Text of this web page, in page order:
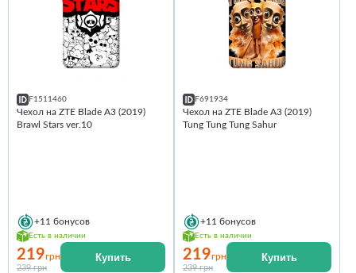
F1511460
Чехол на ZTE Blade A3 (2019)
Brawl Stars ver.10
+11 бонусов
Есть в наличии
219грн
239 грн
Купить
F691934
Чехол на ZTE Blade A3 (2019)
Tung Tung Tung Sahur
+11 бонусов
Есть в наличии
219грн
239 грн
Купить